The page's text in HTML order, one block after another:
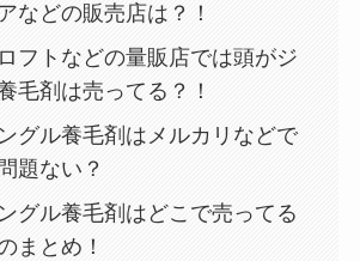
などの販売店は？！
フトなどの量販店では頭がジ
毛剤は売ってる？！
グル養毛剤はメルカリなどで
題ない？
グル養毛剤はどこで売ってる
まとめ！